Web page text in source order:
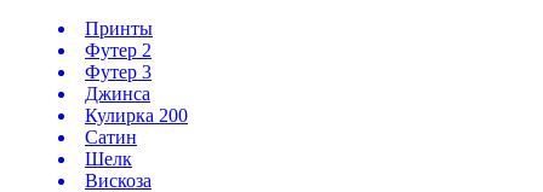
Принты
Футер 2
Футер 3
Джинса
Кулирка 200
Сатин
Шелк
Вискоза